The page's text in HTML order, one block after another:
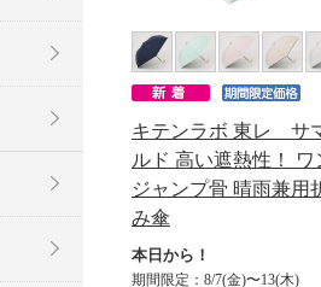
キテンラボ 東レ サ
ルド 高い遮熱性！ ワ
ジャンプ骨 晴雨兼用
み傘
本日から！
期間限定：8/7(金)〜13(木)